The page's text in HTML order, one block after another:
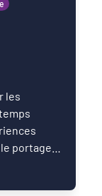
les
portage